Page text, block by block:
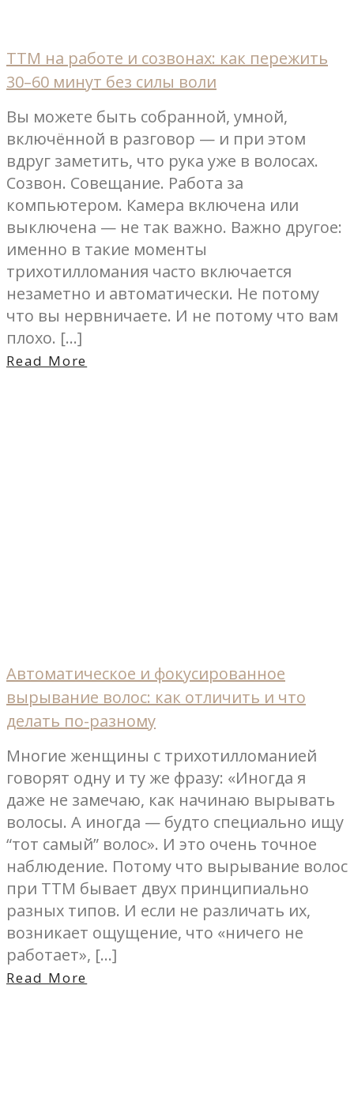
ТТМ на работе и созвонах: как пережить
30–60 минут без силы воли
Вы можете быть собранной, умной,
включённой в разговор — и при этом
вдруг заметить, что рука уже в волосах.
Созвон. Совещание. Работа за
компьютером. Камера включена или
выключена — не так важно. Важно другое:
именно в такие моменты
трихотилломания часто включается
незаметно и автоматически. Не потому
что вы нервничаете. И не потому что вам
плохо. […]
Read More
Автоматическое и фокусированное
вырывание волос: как отличить и что
делать по-разному
Многие женщины с трихотилломанией
говорят одну и ту же фразу: «Иногда я
даже не замечаю, как начинаю вырывать
волосы. А иногда — будто специально ищу
“тот самый” волос». И это очень точное
наблюдение. Потому что вырывание волос
при ТТМ бывает двух принципиально
разных типов. И если не различать их,
возникает ощущение, что «ничего не
работает», […]
Read More